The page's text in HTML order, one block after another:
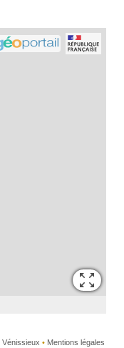
•Mentions légales